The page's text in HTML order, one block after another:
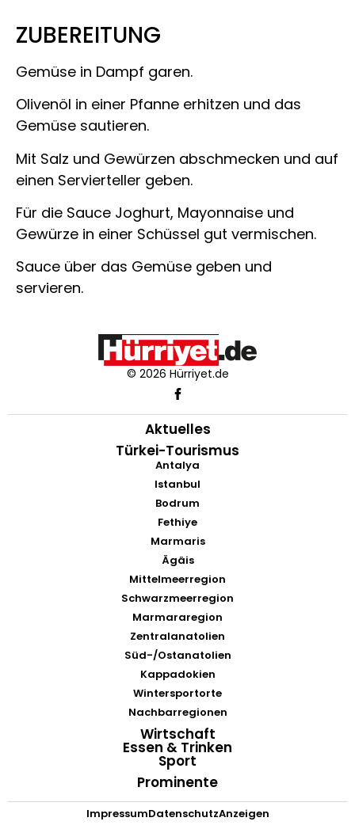
ZUBEREITUNG
Gemüse in Dampf garen.
Olivenöl in einer Pfanne erhitzen und das
Gemüse sautieren.
Mit Salz und Gewürzen abschmecken und auf
einen Servierteller geben.
Für die Sauce Joghurt, Mayonnaise und
Gewürze in einer Schüssel gut vermischen.
Sauce über das Gemüse geben und
servieren.
© 2026 Hürriyet.de
Aktuelles
Türkei-Tourismus
Antalya
Istanbul
Bodrum
Fethiye
Marmaris
Ägäis
Mittelmeerregion
Schwarzmeerregion
Marmararegion
Zentralanatolien
Süd-/Ostanatolien
Kappadokien
Wintersportorte
Nachbarregionen
Wirtschaft
Essen & Trinken
Sport
Prominente
ImpressumDatenschutzAnzeigen